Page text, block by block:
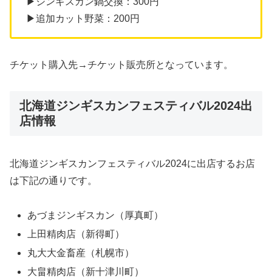
▶追加カット野菜：200円
チケット購入先→チケット販売所となっています。
北海道ジンギスカンフェスティバル2024出
店情報
北海道ジンギスカンフェスティバル2024に出店するお店
は下記の通りです。
あづまジンギスカン（厚真町）
上田精肉店（新得町）
丸大大金畜産（札幌市）
大畠精肉店（新十津川町）